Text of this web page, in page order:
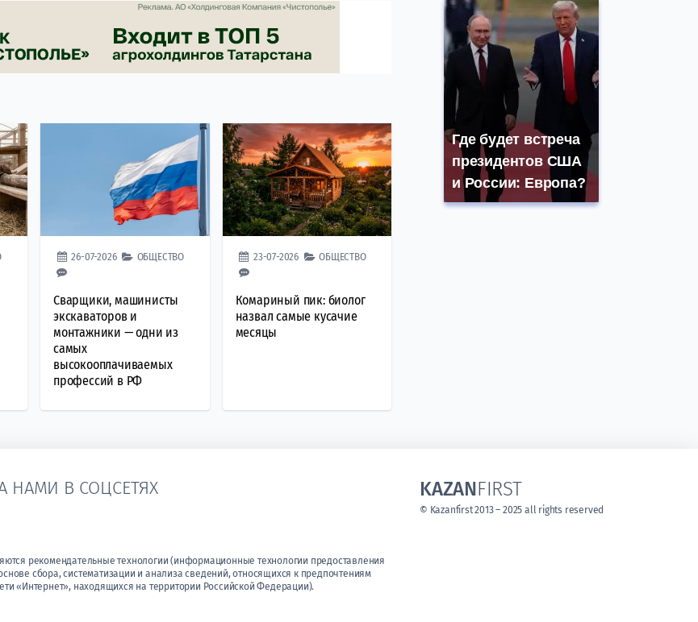
26-07-2026 ОБЩЕСТВО
Сварщики, машинисты
экскаваторов и
монтажники — одни из
самых
высокооплачиваемых
профессий в РФ
23-07-2026 ОБЩЕСТВО
Комариный пик: биолог
назвал самые кусачие
месяцы
Где будет встреча
президентов США
и России: Европа?
НАМИ В СОЦСЕТЯХ
рекомендательные технологии (информационные технологии предоставления
сбора, систематизации и анализа сведений, относящихся к предпочтениям
«Интернет», находящихся на территории Российской Федерации).
KAZANFIRST
© Kazanfirst 2013 – 2025 all rights reserved